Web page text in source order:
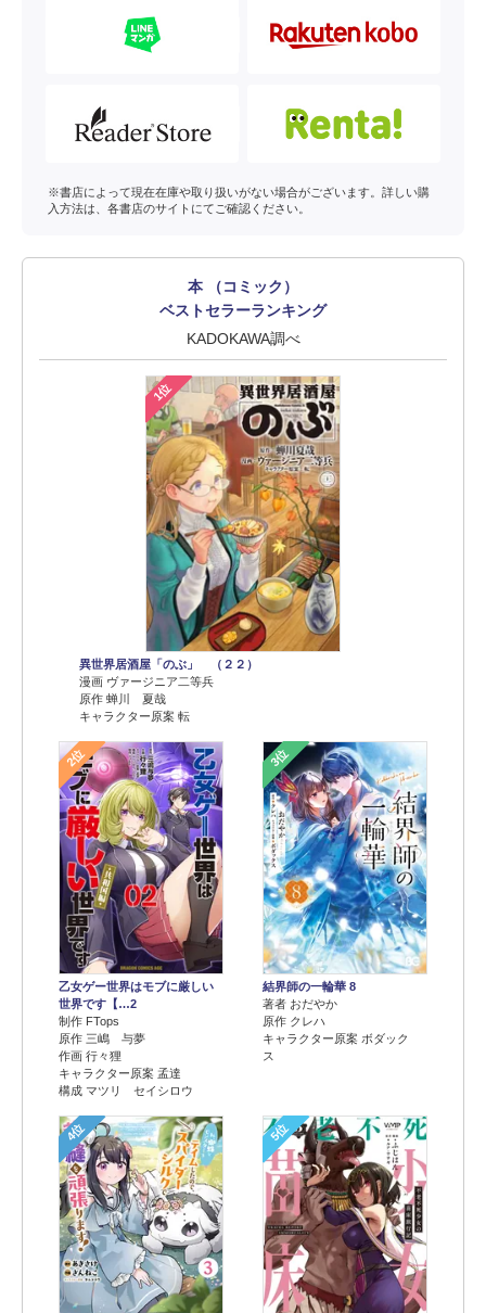
※書店によって現在在庫や取り扱いがない場合がございます。詳しい購
入方法は、各書店のサイトにてご確認ください。
本 （コミック）
ベストセラーランキング
KADOKAWA調べ
1位
異世界居酒屋「のぶ」 （２２）
漫画 ヴァージニア二等兵
原作 蝉川 夏哉
キャラクター原案 転
2位
乙女ゲー世界はモブに厳しい
世界です【…2
制作 FTops
原作 三嶋 与夢
作画 行々狸
キャラクター原案 孟達
構成 マツリ セイシロウ
3位
結界師の一輪華 8
著者 おだやか
原作 クレハ
キャラクター原案 ボダック
ス
4位 5位